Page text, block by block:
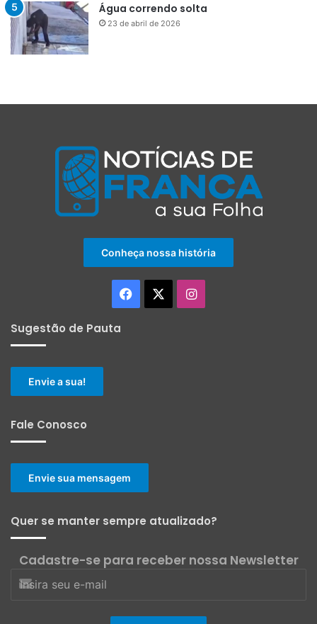
Água correndo solta
23 de abril de 2026
Conheça nossa história
Facebook Instagram
Sugestão de Pauta
Envie a sua!
Fale Conosco
Envie sua mensagem
Quer se manter sempre atualizado?
Cadastre-se para receber nossa Newsletter